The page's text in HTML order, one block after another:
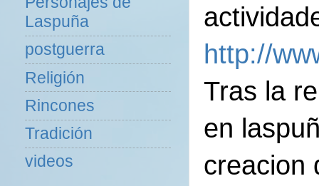
http://
Tras la
en
creacion
Laspuña
postguerra
Religión
Rincones
Tradición
videos